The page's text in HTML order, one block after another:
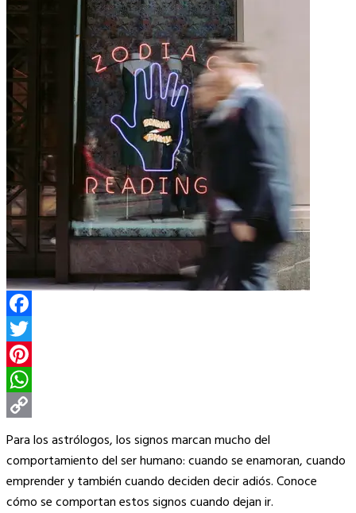
Facebook
Twitter
Pinterest
WhatsApp
Copy
Link
Para los astrólogos, los signos marcan mucho del
comportamiento del ser humano: cuando se enamoran, cuando
emprender y también cuando deciden decir adiós. Conoce
cómo se comportan estos signos cuando dejan ir.